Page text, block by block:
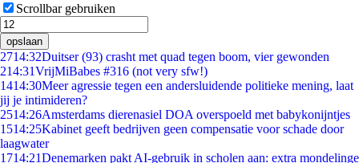
Scrollbar gebruiken
opslaan
2714:32Duitser (93) crasht met quad tegen boom, vier gewonden
214:31VrijMiBabes #316 (not very sfw!)
1414:30Meer agressie tegen een andersluidende politieke mening, laat
jij je intimideren?
2514:26Amsterdams dierenasiel DOA overspoeld met babykonijntjes
1514:25Kabinet geeft bedrijven geen compensatie voor schade door
laagwater
1714:21Denemarken pakt AI-gebruik in scholen aan: extra mondelinge